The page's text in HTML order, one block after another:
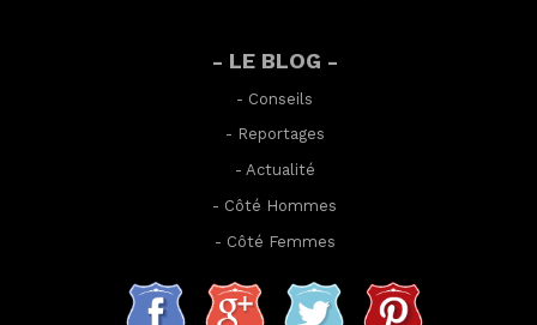
- LE BLOG -
- Conseils
- Reportages
- Actualité
- Côté Hommes
- Côté Femmes